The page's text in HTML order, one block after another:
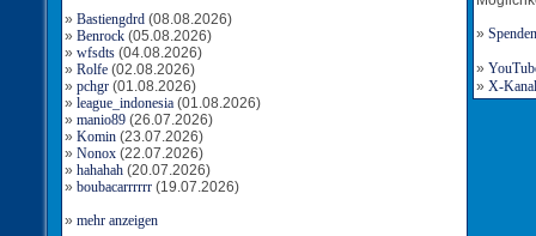
» Bastiengdrd (08.08.2026)
» Benrock (05.08.2026)
» wfsdts (04.08.2026)
» Rolfe (02.08.2026)
» pchgr (01.08.2026)
» league_indonesia (01.08.2026)
» manio89 (26.07.2026)
» Komin (23.07.2026)
» Nonox (22.07.2026)
» hahahah (20.07.2026)
» boubacarrrrrr (19.07.2026)
» mehr anzeigen
» Spenden
»
» X-